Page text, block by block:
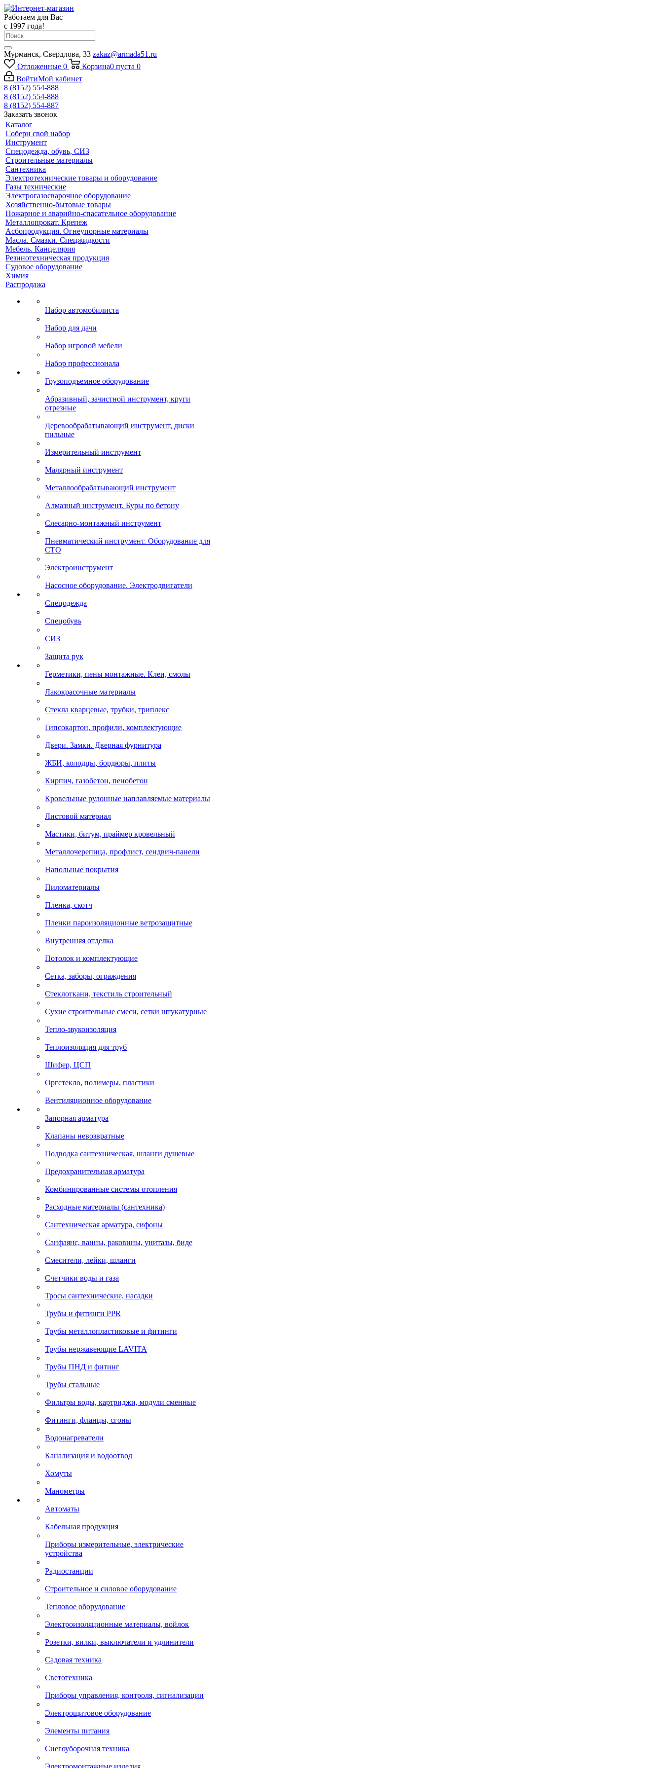
Работаем для Вас
с 1997 года!
Мурманск, Свердлова, 33 zakaz@armada51.ru
Отложенные 0 Корзина0 пуста 0
ВойтиМой кабинет
8 (8152) 554-888
8 (8152) 554-888
8 (8152) 554-887
Заказать звонок
Каталог
Собери свой набор
Инструмент
Спецодежда, обувь, СИЗ
Строительные материалы
Сантехника
Электротехнические товары и оборудование
Газы технические
Электрогазосварочное оборудование
Хозяйственно-бытовые товары
Пожарное и аварийно-спасательное оборудование
Металлопрокат. Крепеж
Асбопродукция. Огнеупорные материалы
Масла. Смазки. Спецжидкости
Мебель. Канцелярия
Резинотехническая продукция
Судовое оборудование
Химия
Распродажа
Набор автомобилиста
Набор для дачи
Набор игровой мебели
Набор профессионала
Грузоподъемное оборудование
Абразивный, зачистной инструмент, круги
отрезные
Деревообрабатывающий инструмент, диски
пильные
Измерительный инструмент
Малярный инструмент
Металлообрабатывающий инструмент
Алмазный инструмент. Буры по бетону
Слесарно-монтажный инструмент
Пневматический инструмент. Оборудование для
СТО
Электроинструмент
Насосное оборудование. Электродвигатели
Спецодежда
Спецобувь
СИЗ
Защита рук
Герметики, пены монтажные. Клеи, смолы
Лакокрасочные материалы
Стекла кварцевые, трубки, триплекс
Гипсокартон, профили, комплектующие
Двери. Замки. Дверная фурнитура
ЖБИ, колодцы, бордюры, плиты
Кирпич, газобетон, пенобетон
Кровельные рулонные наплавляемые материалы
Листовой материал
Мастики, битум, праймер кровельный
Металлочерепица, профлист, сендвич-панели
Напольные покрытия
Пиломатериалы
Пленка, скотч
Пленки пароизоляционные ветрозащитные
Внутренняя отделка
Потолок и комплектующие
Сетка, заборы, ограждения
Стеклоткани, текстиль строительный
Сухие строительные смеси, сетки штукатурные
Тепло-звукоизоляция
Теплоизоляция для труб
Шифер, ЦСП
Оргстекло, полимеры, пластики
Вентиляционное оборудование
Запорная арматура
Клапаны невозвратные
Подводка сантехническая, шланги душевые
Предохранительная арматура
Комбинированные системы отопления
Расходные материалы (сантехника)
Сантехническая арматура, сифоны
Санфаянс, ванны, раковины, унитазы, биде
Смесители, лейки, шланги
Счетчики воды и газа
Тросы сантехнические, насадки
Трубы и фитинги PPR
Трубы металлопластиковые и фитинги
Трубы нержавеющие LAVITA
Трубы ПНД и фитинг
Трубы стальные
Фильтры воды, картриджи, модули сменные
Фитинги, фланцы, сгоны
Водонагреватели
Канализация и водоотвод
Хомуты
Манометры
Автоматы
Кабельная продукция
Приборы измерительные, электрические
устройства
Радиостанции
Строительное и силовое оборудование
Тепловое оборудование
Электроизоляционные материалы, войлок
Розетки, вилки, выключатели и удлинители
Садовая техника
Светотехника
Приборы управления, контроля, сигнализации
Электрощитовое оборудование
Элементы питания
Снегоуборочная техника
Электромонтажные изделия